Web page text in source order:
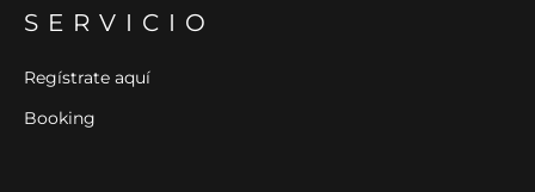
SERVICIO
Regístrate aquí
Booking